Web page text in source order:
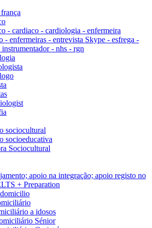
- cardiaco - cardiologia - enfermeira
- enfermeiras - entrevista Skype - esfrega -
- nhs - rgn
sociocultural
socioeducativa
Sociocultural
apoio na integração; apoio registo no
+ Preparation
a idosos
Sénior